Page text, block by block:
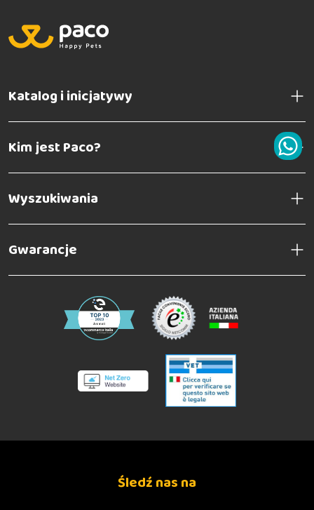
Katalog i inicjatywy
Kim jest Paco?
Wyszukiwania
Gwarancje
Śledź nas na